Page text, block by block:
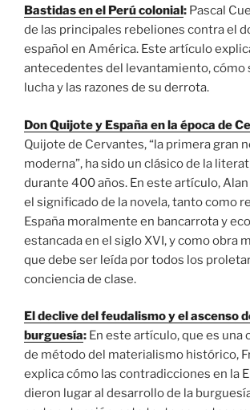
Bastidas en el Perú colonial : Pascal
de las principales rebeliones contra el
español en América. Este artículo
antecedentes del levantamiento, cómo
lucha y las razones de su derrota.
Don Quijote y España en la época de
Quijote de Cervantes, “la primera gran
moderna”, ha sido un clásico de la
durante 400 años. En este artículo,
el significado de la novela, tanto como
España moralmente en bancarrota y
estancada en el siglo XVI, y como obra
que debe ser leída por todos los
conciencia de clase.
El declive del feudalismo y el ascenso
burguesía: En este artículo, que es una
de método del materialismo histórico,
explica cómo las contradicciones en la
dieron lugar al desarrollo de la